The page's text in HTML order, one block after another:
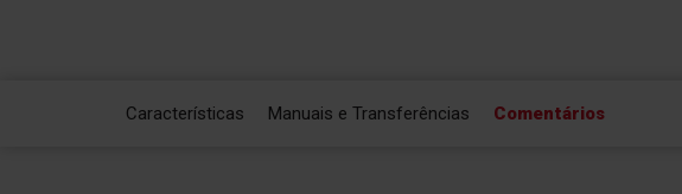
Características Manuais e Transferências Comentários